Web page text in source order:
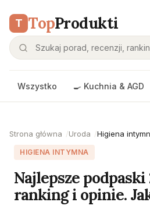
T TopProdukti
Wszystko 🍳 Kuchnia & AGD
Strona główna Uroda Higiena
HIGIENA INTYMNA
Najlepsze podpaski
ranking i opinie.